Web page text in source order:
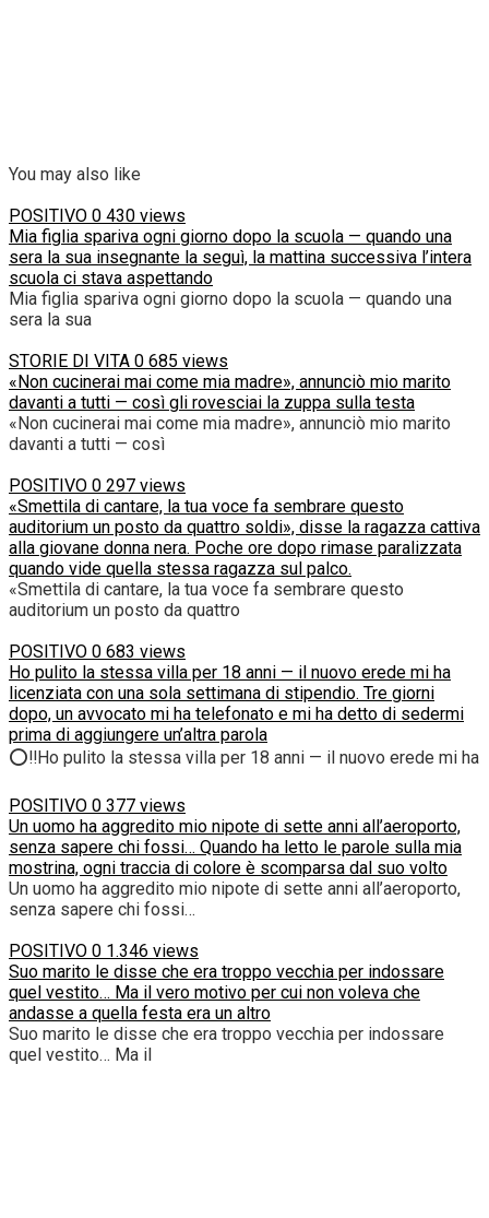
You may also like
POSITIVO 0 430 views
Mia figlia spariva ogni giorno dopo la scuola — quando una
sera la sua insegnante la seguì, la mattina successiva l’intera
scuola ci stava aspettando
Mia figlia spariva ogni giorno dopo la scuola — quando una
sera la sua
STORIE DI VITA 0 685 views
«Non cucinerai mai come mia madre», annunciò mio marito
davanti a tutti — così gli rovesciai la zuppa sulla testa
«Non cucinerai mai come mia madre», annunciò mio marito
davanti a tutti — così
POSITIVO 0 297 views
«Smettila di cantare, la tua voce fa sembrare questo
auditorium un posto da quattro soldi», disse la ragazza cattiva
alla giovane donna nera. Poche ore dopo rimase paralizzata
quando vide quella stessa ragazza sul palco.
«Smettila di cantare, la tua voce fa sembrare questo
auditorium un posto da quattro
POSITIVO 0 683 views
Ho pulito la stessa villa per 18 anni — il nuovo erede mi ha
licenziata con una sola settimana di stipendio. Tre giorni
dopo, un avvocato mi ha telefonato e mi ha detto di sedermi
prima di aggiungere un’altra parola
⭕‼️Ho pulito la stessa villa per 18 anni — il nuovo erede mi ha
POSITIVO 0 377 views
Un uomo ha aggredito mio nipote di sette anni all’aeroporto,
senza sapere chi fossi… Quando ha letto le parole sulla mia
mostrina, ogni traccia di colore è scomparsa dal suo volto
Un uomo ha aggredito mio nipote di sette anni all’aeroporto,
senza sapere chi fossi…
POSITIVO 0 1.346 views
Suo marito le disse che era troppo vecchia per indossare
quel vestito… Ma il vero motivo per cui non voleva che
andasse a quella festa era un altro
Suo marito le disse che era troppo vecchia per indossare
quel vestito… Ma il